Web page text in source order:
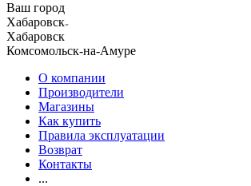
Ваш город
Хабаровск
Хабаровск
Комсомольск-на-Амуре
О компании
Производители
Магазины
Как купить
Правила эксплуатации
Возврат
Контакты
...